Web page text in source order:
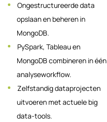
Ongestructureerde data
opslaan en beheren in
MongoDB.
PySpark, Tableau en
MongoDB combineren in één
analyseworkflow.
Zelfstandig dataprojecten
uitvoeren met actuele big
data-tools.